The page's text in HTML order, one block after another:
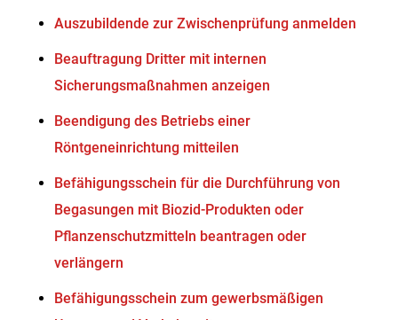
Auszubildende zur Zwischenprüfung anmelden
Beauftragung Dritter mit internen
Sicherungsmaßnahmen anzeigen
Beendigung des Betriebs einer
Röntgeneinrichtung mitteilen
Befähigungsschein für die Durchführung von
Begasungen mit Biozid-Produkten oder
Pflanzenschutzmitteln beantragen oder
verlängern
Befähigungsschein zum gewerbsmäßigen